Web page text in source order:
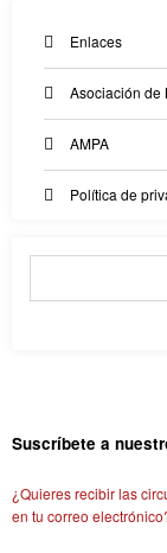
Enlaces
Asociación de
AMPA
Política de
Suscríbete a
¿Quieres recibir las
en tu correo